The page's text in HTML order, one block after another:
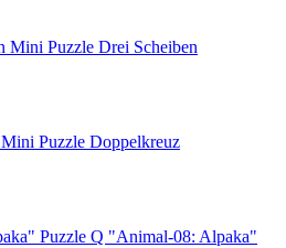
Mini Puzzle Drei Scheiben
Mini Puzzle Doppelkreuz
Puzzle Q "Animal-08: Alpaka"